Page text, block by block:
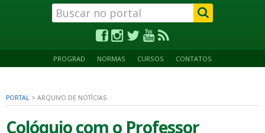
PROGRAD NORMAS CURSOS CONTATOS
PORTAL > ARQUIVO DE NOTÍCIAS
Colóquio com o Professor